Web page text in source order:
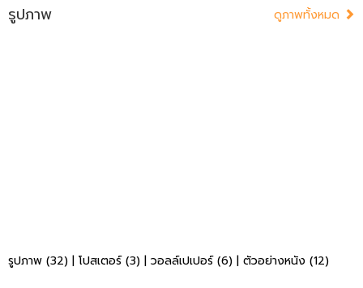
รูปภาพ ดูภาพทั้งหมด
รูปภาพ (32) | โปสเตอร์ (3) | วอลล์เปเปอร์ (6) | ตัวอย่างหนัง (12)